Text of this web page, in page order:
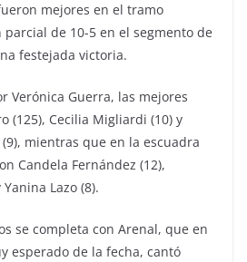
mejores en el tramo
de 10-5 en el segmento de
festejada victoria.
Verónica Guerra, las mejores
(125), Cecilia Migliardi (10) y
mientras que en la escuadra
Candela Fernández (12),
Lazo (8).
se completa con Arenal, que en
esperado de la fecha, cantó